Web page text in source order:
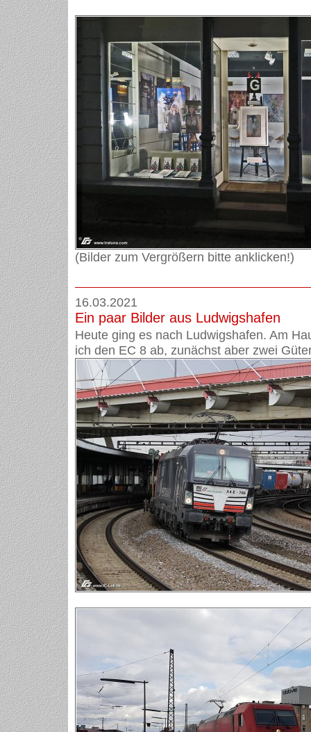
(Bilder zum Vergrößern bitte anklicken!)
16.03.2021
Ein paar Bilder aus Ludwigshafen
Heute ging es nach Ludwigshafen. Am
ich den EC 8 ab, zunächst aber zwei